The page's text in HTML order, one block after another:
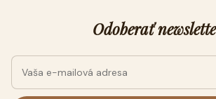
Odoberať